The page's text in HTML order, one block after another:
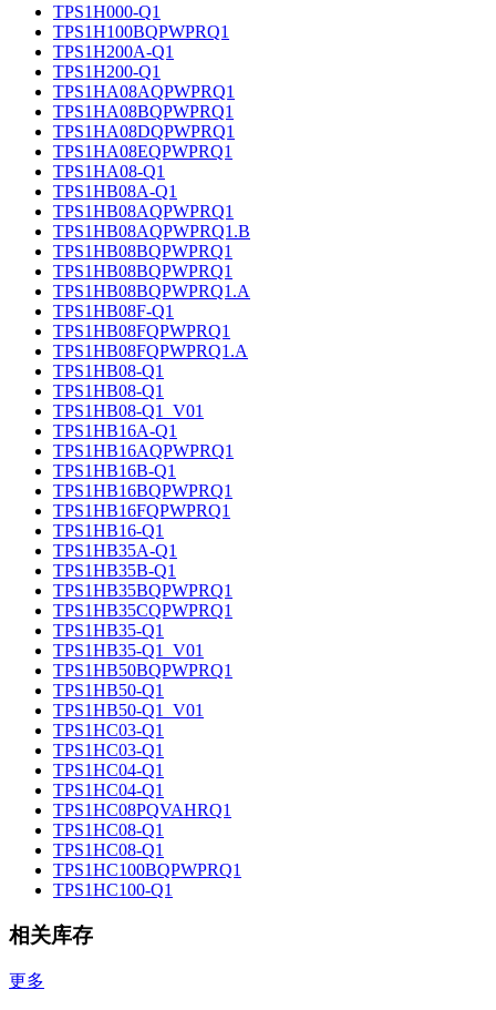
TPS1H000-Q1
TPS1H100BQPWPRQ1
TPS1H200A-Q1
TPS1H200-Q1
TPS1HA08AQPWPRQ1
TPS1HA08BQPWPRQ1
TPS1HA08DQPWPRQ1
TPS1HA08EQPWPRQ1
TPS1HA08-Q1
TPS1HB08A-Q1
TPS1HB08AQPWPRQ1
TPS1HB08AQPWPRQ1.B
TPS1HB08BQPWPRQ1
TPS1HB08BQPWPRQ1
TPS1HB08BQPWPRQ1.A
TPS1HB08F-Q1
TPS1HB08FQPWPRQ1
TPS1HB08FQPWPRQ1.A
TPS1HB08-Q1
TPS1HB08-Q1
TPS1HB08-Q1_V01
TPS1HB16A-Q1
TPS1HB16AQPWPRQ1
TPS1HB16B-Q1
TPS1HB16BQPWPRQ1
TPS1HB16FQPWPRQ1
TPS1HB16-Q1
TPS1HB35A-Q1
TPS1HB35B-Q1
TPS1HB35BQPWPRQ1
TPS1HB35CQPWPRQ1
TPS1HB35-Q1
TPS1HB35-Q1_V01
TPS1HB50BQPWPRQ1
TPS1HB50-Q1
TPS1HB50-Q1_V01
TPS1HC03-Q1
TPS1HC03-Q1
TPS1HC04-Q1
TPS1HC04-Q1
TPS1HC08PQVAHRQ1
TPS1HC08-Q1
TPS1HC08-Q1
TPS1HC100BQPWPRQ1
TPS1HC100-Q1
相关库存
更多